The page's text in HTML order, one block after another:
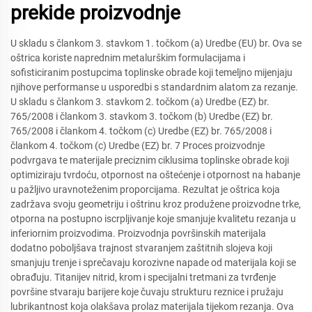
prekide proizvodnje
U skladu s člankom 3. stavkom 1. točkom (a) Uredbe (EU) br. Ova se
oštrica koriste naprednim metalurškim formulacijama i
sofisticiranim postupcima toplinske obrade koji temeljno mijenjaju
njihove performanse u usporedbi s standardnim alatom za rezanje.
U skladu s člankom 3. stavkom 2. točkom (a) Uredbe (EZ) br.
765/2008 i člankom 3. stavkom 3. točkom (b) Uredbe (EZ) br.
765/2008 i člankom 4. točkom (c) Uredbe (EZ) br. 765/2008 i
člankom 4. točkom (c) Uredbe (EZ) br. 7 Proces proizvodnje
podvrgava te materijale preciznim ciklusima toplinske obrade koji
optimiziraju tvrdoću, otpornost na oštećenje i otpornost na habanje
u pažljivo uravnoteženim proporcijama. Rezultat je oštrica koja
zadržava svoju geometriju i oštrinu kroz produžene proizvodne trke,
otporna na postupno iscrpljivanje koje smanjuje kvalitetu rezanja u
inferiornim proizvodima. Proizvodnja površinskih materijala
dodatno poboljšava trajnost stvaranjem zaštitnih slojeva koji
smanjuju trenje i sprečavaju korozivne napade od materijala koji se
obrađuju. Titanijev nitrid, krom i specijalni tretmani za tvrđenje
površine stvaraju barijere koje čuvaju strukturu reznice i pružaju
lubrikantnost koja olakšava prolaz materijala tijekom rezanja. Ova